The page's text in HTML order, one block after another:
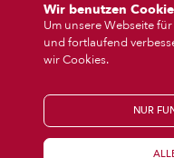
Wir benutzen
Um unsere Webseite
und fortlaufend
wir Cookies.
NUR